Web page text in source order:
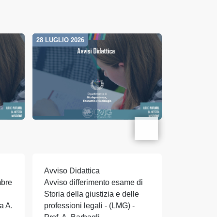
A.
28 LUGLIO 2026
Avviso Didattica
Avviso differimento esame di
Storia della giustizia e delle
professioni legali - (LMG) -